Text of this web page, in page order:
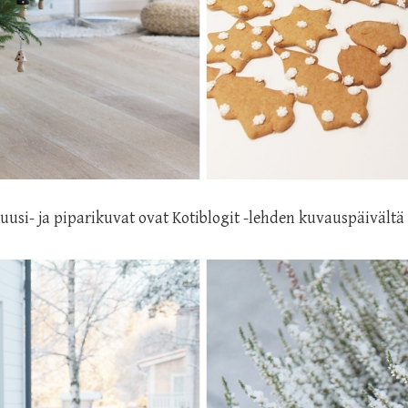
ja piparikuvat ovat Kotiblogit -lehden kuvauspäivältä